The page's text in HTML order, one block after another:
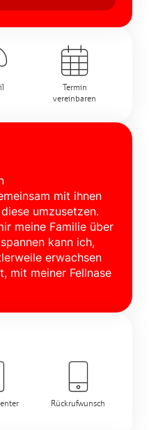
Termin
vereinbaren
mit ihnen
umzusetzen.
meine Familie über
kann ich,
erwachsen
mit meiner Fellnase
Rückrufwunsch